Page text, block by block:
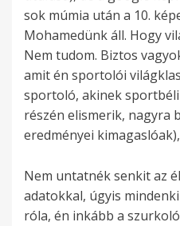
sok múmia után a 10.
Mohamedünk áll. Hogy
Nem tudom. Biztos
amit én sportolói
sportoló, akinek
részén elismerik, nagyra
eredményei
Nem untatnék senkit az
adatokkal, úgyis
róla, én inkább a